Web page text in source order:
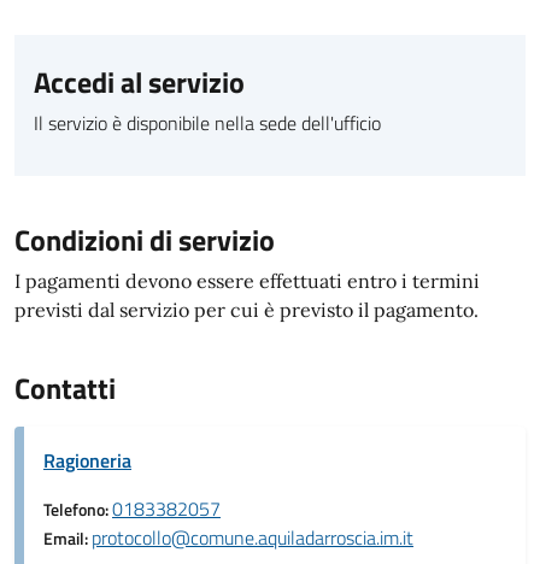
Accedi al servizio
Il servizio è disponibile nella sede dell'ufficio
Condizioni di servizio
I pagamenti devono essere effettuati entro i termini
previsti dal servizio per cui è previsto il pagamento.
Contatti
Ragioneria
Telefono:0183382057
Email:protocollo@comune.aquiladarroscia.im.it